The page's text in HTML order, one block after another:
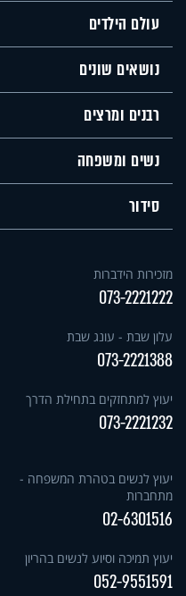
עולם הילדים
נושאים שונים
רבנים ומרצים
נשים ומשפחה
סידור
מזכירות הידברות
073-2221222
עלון שבת - עונג שבת
073-2221388
יעוץ למתחזקים בתחילת הדרך
073-2221232
יעוץ לנשים בטהרת המשפחה -
מתחברות
02-6301516
יעוץ תמיכה וסיוע לנשים בהריון
052-9551591